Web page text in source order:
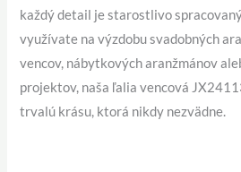
každý detail je starostlivo
využívate na výzdobu svadobných
vencov, nábytkových aranžmánov
projektov, naša ľalia vencová
trvalú krásu, ktorá nikdy nezvädne.